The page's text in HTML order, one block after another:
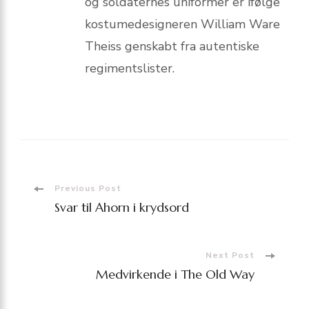
kostume­designeren William Ware
Theiss genskabt fra autentiske
regimentslister.
PostPrevious Post
Svar til Ahorn i krydsord
Next Post
Medvirkende i The Old Way